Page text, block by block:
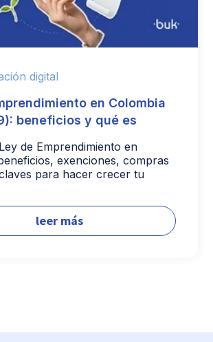
digital
en Colombia
beneficios y qué es
de Emprendimiento en
exenciones, compras
para hacer crecer tu
leer más